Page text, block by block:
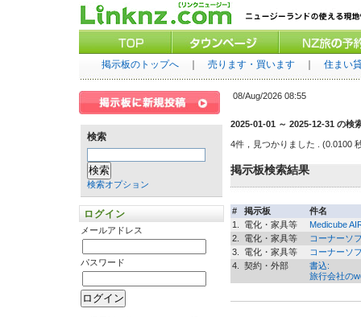
掲示板のトップへ｜ 売ります・買います｜ 住まい
検索
検索オプション
ログイン
メールアドレス
パスワード
08/Aug/2026 08:55
2025-01-01 ～ 2025-12-31 の検
4件，見つかりました . (0.0100
掲示板検索結果
# 掲示板
件名
1.
電化・家具等
Medicube
2.
電化・家具等
コーナーソ
3.
電化・家具等
コーナーソ
4.
契約・外部
書込:
旅行会社の